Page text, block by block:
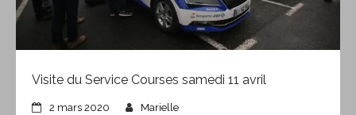
Visite du Service Courses samedi 11 avril
2 mars 2020
Marielle